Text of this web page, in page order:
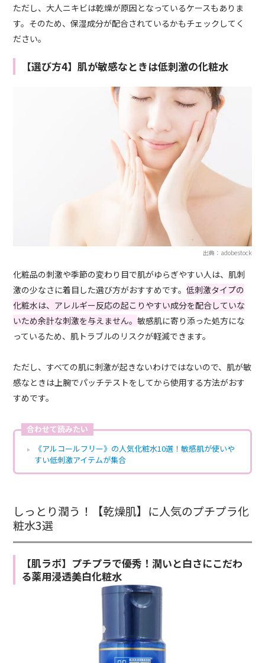
ただし、大人ニキビは乾燥が原因となっているケースもありま
す。そのため、保湿成分が配合されているかもチェックしてく
ださい。
【選び方4】肌が敏感なときは低刺激の化粧水
出典：adobestock
化粧品の刺激や季節の変わり目で肌がゆらぎやすい人は、肌刺
激の少なさに着目した選び方がおすすめです。低刺激タイプの
化粧水は、アレルギー反応の起こりやすい成分を配合していな
いため余計な刺激を与えません。敏感肌に寄り添った処方にな
っているため、肌トラブルのリスクが軽減できます。
ただし、すべての肌に刺激が起きないわけではないので、肌が敏
感なときは上腕でパッチテストをしてから使用する方法がおす
すめです。
合わせて読みたい
《アルコールフリー》の人気化粧水10選！敏感肌が使いや
すい低刺激アイテムが集合
しっとり潤う！【乾燥肌】に人気のプチプラ化
粧水3選
【肌ラボ】プチプラで優秀！潤いと白さにこだわ
る薬用浸透美白化粧水